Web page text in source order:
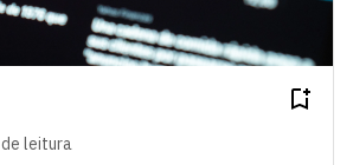
de leitura